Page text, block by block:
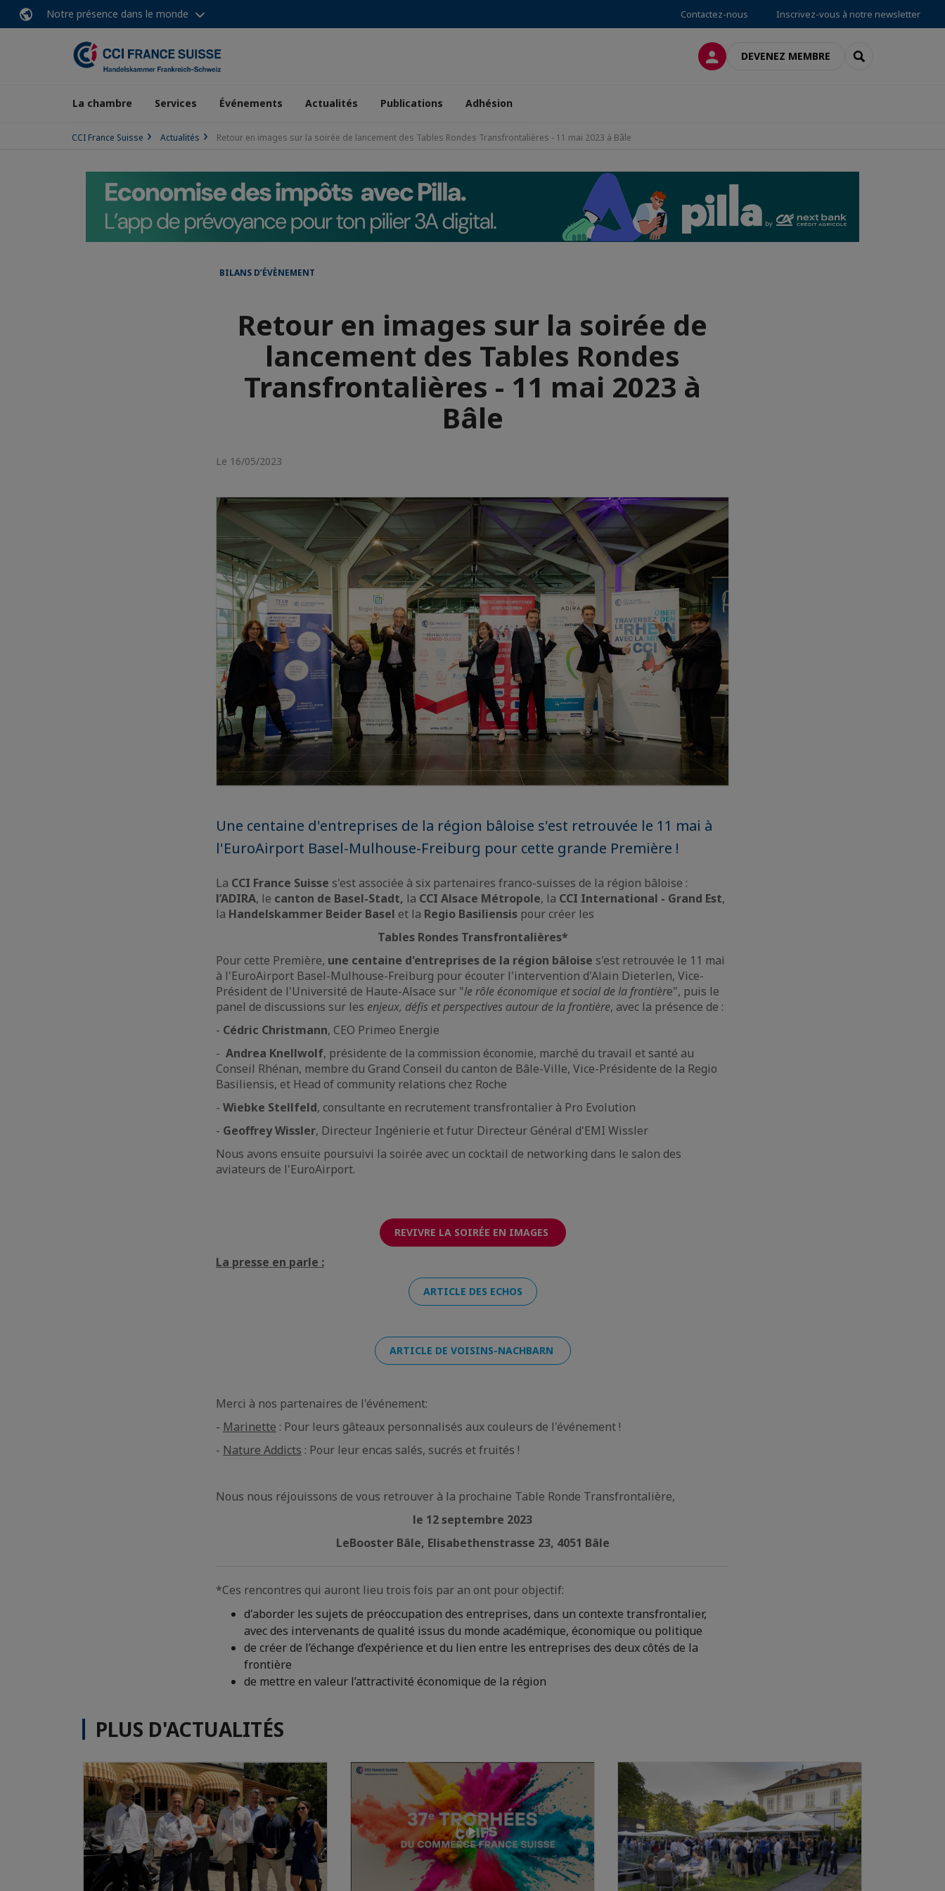
Notre présence dans le monde Contactez-nous Inscrivez-vous à notre newsletter
CONNEXIONDEVENEZ MEMBRE RECHERCHER
La chambre Services Événements Actualités Publications Adhésion
CCI France Suisse Actualités Retour en images sur la soirée de lancement des Tables Rondes Transfrontalières - 11 mai 2023 à Bâle
BILANS D’ÉVÈNEMENT
Retour en images sur la soirée de
lancement des Tables Rondes
Transfrontalières - 11 mai 2023 à
Bâle
Le 16/05/2023
Une centaine d'entreprises de la région bâloise s'est retrouvée le 11 mai à
l'EuroAirport Basel-Mulhouse-Freiburg pour cette grande Première !
La CCI France Suisse s'est associée à six partenaires franco-suisses de la région bâloise :
l’ADIRA, le canton de Basel-Stadt, la CCI Alsace Métropole, la CCI International - Grand Est,
la Handelskammer Beider Basel et la Regio Basiliensis pour créer les
Tables Rondes Transfrontalières*
Pour cette Première, une centaine d'entreprises de la région bâloise s'est retrouvée le 11 mai
à l'EuroAirport Basel-Mulhouse-Freiburg pour écouter l'intervention d'Alain Dieterlen, Vice-
Président de l'Université de Haute-Alsace sur "le rôle économique et social de la frontière", puis le
panel de discussions sur les enjeux, défis et perspectives autour de la frontière, avec la présence de :
- Cédric Christmann, CEO Primeo Energie
- Andrea Knellwolf, présidente de la commission économie, marché du travail et santé au
Conseil Rhénan, membre du Grand Conseil du canton de Bâle-Ville, Vice-Présidente de la Regio
Basiliensis, et Head of community relations chez Roche
- Wiebke Stellfeld, consultante en recrutement transfrontalier à Pro Evolution
- Geoffrey Wissler, Directeur Ingénierie et futur Directeur Général d'EMI Wissler
Nous avons ensuite poursuivi la soirée avec un cocktail de networking dans le salon des
aviateurs de l'EuroAirport.
REVIVRE LA SOIRÉE EN IMAGES
La presse en parle :
ARTICLE DES ECHOS
ARTICLE DE VOISINS-NACHBARN
Merci à nos partenaires de l'événement:
- Marinette : Pour leurs gâteaux personnalisés aux couleurs de l'événement !
- Nature Addicts : Pour leur encas salés, sucrés et fruités !
Nous nous réjouissons de vous retrouver à la prochaine Table Ronde Transfrontalière,
le 12 septembre 2023
LeBooster Bâle, Elisabethenstrasse 23, 4051 Bâle
*Ces rencontres qui auront lieu trois fois par an ont pour objectif:
d'aborder les sujets de préoccupation des entreprises, dans un contexte transfrontalier,
avec des intervenants de qualité issus du monde académique, économique ou politique
de créer de l’échange d’expérience et du lien entre les entreprises des deux côtés de la
frontière
de mettre en valeur l’attractivité économique de la région
PLUS D'ACTUALITÉS